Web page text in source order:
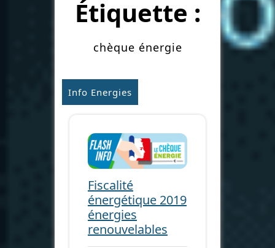
Étiquette :
chèque énergie
Info Energies
Fiscalité
énergétique 2019
énergies
renouvelables